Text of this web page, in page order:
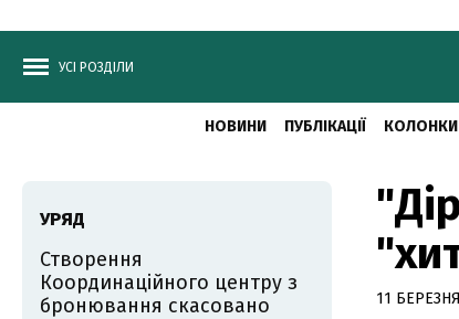
УСІ РОЗДІЛИ
НОВИНИ ПУБЛІКАЦІЇ КОЛОНКИ
11
УРЯД
Створення
Координаційного центру з
бронювання скасовано